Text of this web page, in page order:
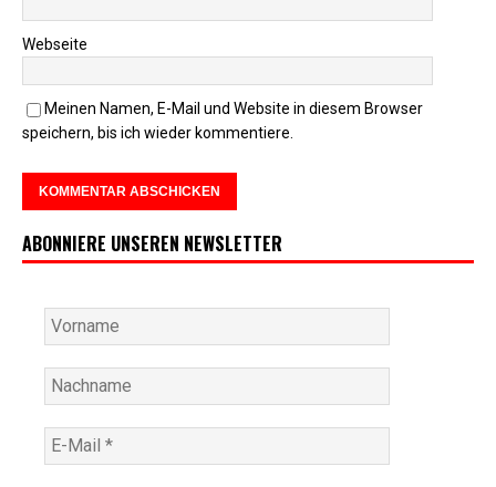
Webseite
Meinen Namen, E-Mail und Website in diesem Browser
speichern, bis ich wieder kommentiere.
ABONNIERE UNSEREN NEWSLETTER